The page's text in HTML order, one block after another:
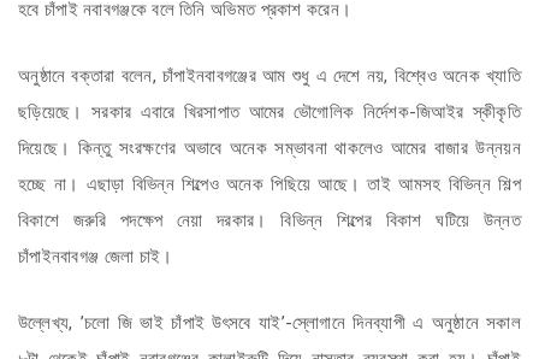
হবে চাঁপাই নবাবগঞ্জকে বলে তিনি অভিমত প্রকাশ করেন।
অনুষ্ঠানে বক্তারা বলেন, চাঁপাইনবাবগঞ্জের আম শুধু এ দেশে নয়, বিশ্বেও অনেক খ্যাতি
ছড়িয়েছে। সরকার এবারে খিরসাপাত আমের ভৌগোলিক নির্দেশক-জিআইর স্কীকৃতি
দিয়েছে। কিন্তু সংরক্ষণের অভাবে অনেক সম্ভাবনা থাকলেও আমের বাজার উন্নয়ন
হচ্ছে না। এছাড়া বিভিন্ন শিল্পেও অনেক পিছিয়ে আছে। তাই আমসহ বিভিন্ন শিল্প
বিকাশে জরুরি পদক্ষেপ নেয়া দরকার। বিভিন্ন শিল্পের বিকাশ ঘটিয়ে উন্নত
চাঁপাইনবাবগঞ্জ জেলা চাই।
উল্লেখ্য, ’চলো জি ভাই চাঁপাই উৎসবে যাই’-স্লোগানে দিনব্যাপী এ অনুষ্ঠানে সকাল